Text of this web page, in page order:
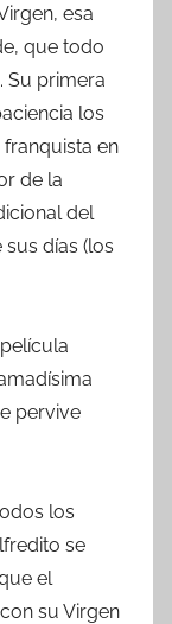
esa
que todo
Su primera
los
en
de la
del
días (los
pervive
los
se
el
su Virgen